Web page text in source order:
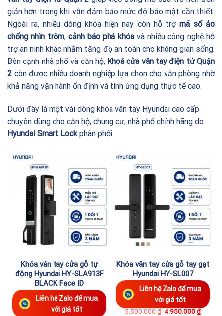
giản hơn trong khi vẫn đảm bảo mức độ bảo mật cần thiết.
Ngoài ra, nhiều dòng khóa hiện nay còn hỗ trợ mã số ảo
chống nhìn trộm, cảnh báo phá khóavà nhiều công nghệ hỗ
trợ an ninh khác nhằm tăng độ an toàn cho không gian sống.
Bên cạnh nhà phố và căn hộ, Khoá cửa vân tay điện tử Quận
2 còn được nhiều doanh nghiệp lựa chọn cho văn phòng nhờ
khả năng vận hành ổn định và tính ứng dụng thực tế cao.
Dưới đây là một vài dòng khóa vân tay Hyundai cao cấp
chuyên dùng cho căn hộ, chung cư, nhà phố chính hãng do
Hyundai Smart Lockphân phối:
Khóa vân tay cửa gỗ tự
động Hyundai HY-SLA913F
BLACK Face ID
Liên hệ Zalo để mua
với giá tốt
Khóa vân tay cửa gỗ tay gạt
Hyundai HY-SL007
Liên hệ Zalo để mua
với giá tốt
5.500.000₫ 4.950.000₫